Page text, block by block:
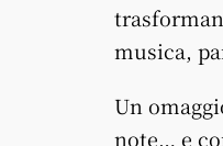
musica,
Un
note… e